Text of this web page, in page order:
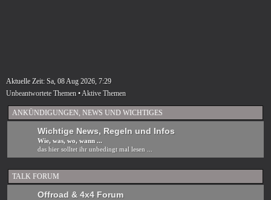
Aktuelle Zeit: Sa, 08 Aug 2026, 7:29
Unbeantwortete Themen •Aktive Themen
ANKÜNDIGUNGEN, NEWS UND WICHTIGES
Wichtige News, Regeln und Infos
Wie, was, wo, wann ...
das hier solltet ihr unbedingt mal lesen ...
TALK FORUM
Offroad & 4x4 Forum